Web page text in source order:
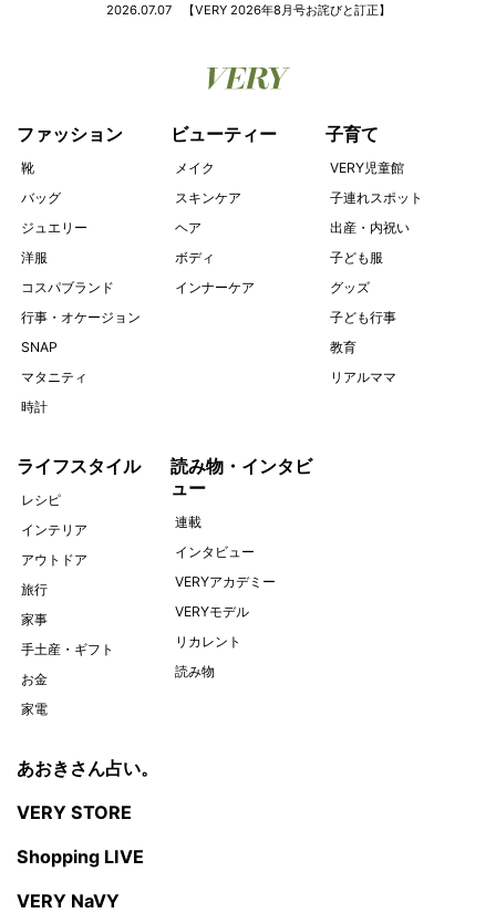
2026.07.07 【VERY 2026年8月号お詫びと訂正】
ファッション
靴
バッグ
ジュエリー
洋服
コスパブランド
行事・オケージョン
SNAP
マタニティ
時計
ビューティー
メイク
スキンケア
ヘア
ボディ
インナーケア
子育て
VERY児童館
子連れスポット
出産・内祝い
子ども服
グッズ
子ども行事
教育
リアルママ
ライフスタイル
レシピ
インテリア
アウトドア
旅行
家事
手土産・ギフト
お金
家電
読み物・インタビ
ュー
連載
インタビュー
VERYアカデミー
VERYモデル
リカレント
読み物
あおきさん占い。
VERY STORE
Shopping LIVE
VERY NaVY